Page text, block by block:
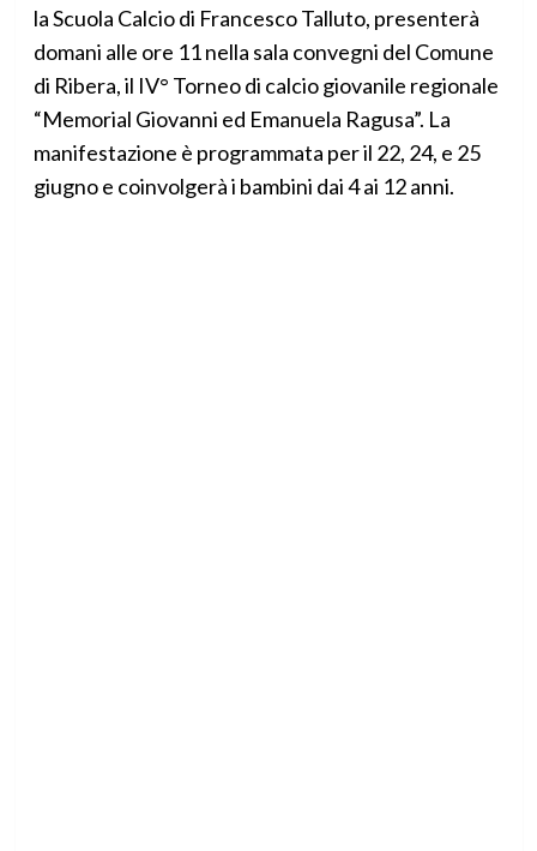
la Scuola Calcio di Francesco Talluto, presenterà
domani alle ore 11 nella sala convegni del Comune
di Ribera, il IV° Torneo di calcio giovanile regionale
“Memorial Giovanni ed Emanuela Ragusa”. La
manifestazione è programmata per il 22, 24, e 25
giugno e coinvolgerà i bambini dai 4 ai 12 anni.